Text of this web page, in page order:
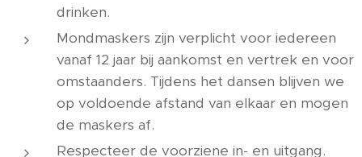
drinken.
Mondmaskers zijn verplicht voor iedereen
vanaf 12 jaar bij aankomst en vertrek en voor
omstaanders. Tijdens het dansen blijven we
op voldoende afstand van elkaar en mogen
de maskers af.
Respecteer de voorziene in- en uitgang.